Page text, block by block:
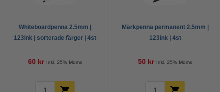
Whiteboardpenna 2.5mm |
123ink | sorterade färger | 4st
60 kr Inkl. 25% Moms
Märkpenna permanent 2.5mm |
123ink | 4st
50 kr Inkl. 25% Moms